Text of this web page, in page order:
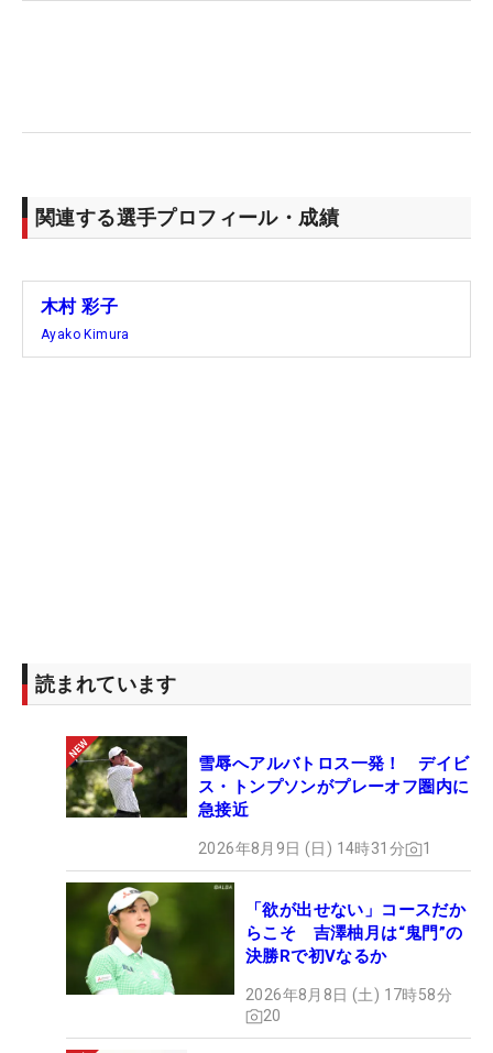
関連する選手プロフィール・成績
木村 彩子
Ayako Kimura
読まれています
雪辱へアルバトロス一発！ デイビ
ス・トンプソンがプレーオフ圏内に
急接近
2026年8月9日 (日) 14時31分 1
「欲が出せない」コースだか
らこそ 吉澤柚月は“鬼門”の
決勝Rで初Vなるか
2026年8月8日 (土) 17時58分
20